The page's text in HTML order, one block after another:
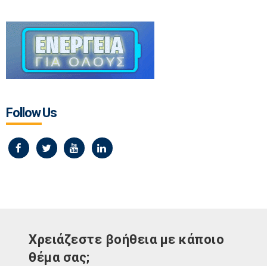
Follow Us
Χρειάζεστε βοήθεια με κάποιο
θέμα σας;